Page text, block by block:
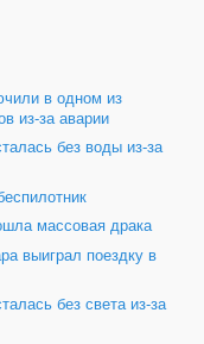
в одном из
из-за аварии
без воды из-за
массовая драка
выиграл поездку в
без света из-за